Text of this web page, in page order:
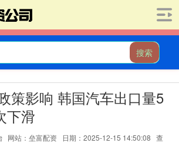
搜索
策影响 韩国汽车出口量5
下滑
网站：垒富配资 日期：2025-12-15 14:50:08 查